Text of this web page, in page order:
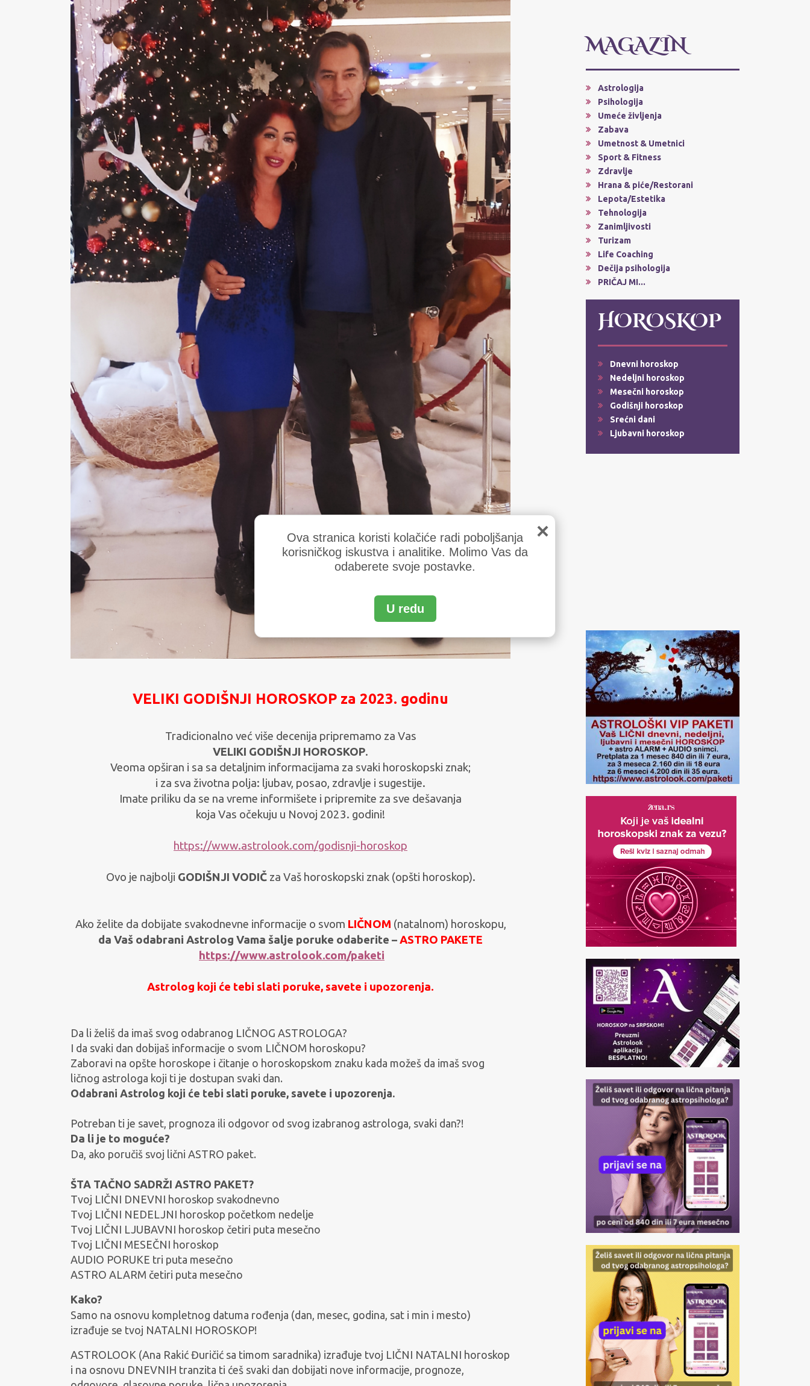
VELIKI GODIŠNJI HOROSKOP za 2023. godinu
Tradicionalno već više decenija pripremamo za Vas
VELIKI GODIŠNJI HOROSKOP.
Veoma opširan i sa sa detaljnim informacijama za svaki horoskopski znak;
i za sva životna polja: ljubav, posao, zdravlje i sugestije.
Imate priliku da se na vreme informišete i pripremite za sve dešavanja
koja Vas očekuju u Novoj 2023. godini!
https://www.astrolook.com/godisnji-horoskop
Ovo je najbolji GODIŠNJI VODIČza Vaš horoskopski znak (opšti horoskop).
Ako želite da dobijate svakodnevne informacije o svom LIČNOM (natalnom) horoskopu,
da Vaš odabrani Astrolog Vama šalje poruke odaberite –ASTRO PAKETE
https://www.astrolook.com/paketi
Astrolog koji će tebi slati poruke, savete i upozorenja.
Da li želiš da imaš svog odabranog LIČNOG ASTROLOGA?
I da svaki dan dobijaš informacije o svom LIČNOM horoskopu?
Zaboravi na opšte horoskope i čitanje o horoskopskom znaku kada možeš da imaš svog
ličnog astrologa koji ti je dostupan svaki dan.
Odabrani Astrolog koji će tebi slati poruke, savete i upozorenja.
Potreban ti je savet, prognoza ili odgovor od svog izabranog astrologa, svaki dan?!
Da li je to moguće?
Da, ako poručiš svoj lični ASTRO paket.
ŠTA TAČNO SADRŽI ASTRO PAKET?
Tvoj LIČNI DNEVNI horoskop svakodnevno
Tvoj LIČNI NEDELJNI horoskop početkom nedelje
Tvoj LIČNI LJUBAVNI horoskop četiri puta mesečno
Tvoj LIČNI MESEČNI horoskop
AUDIO PORUKE tri puta mesečno
ASTRO ALARM četiri puta mesečno
Kako?
Samo na osnovu kompletnog datuma rođenja (dan, mesec, godina, sat i min i mesto)
izrađuje se tvoj NATALNI HOROSKOP!
ASTROLOOK (Ana Rakić Đuričić sa timom saradnika) izrađuje tvoj LIČNI NATALNI horoskop
i na osnovu DNEVNIH tranzita ti ćeš svaki dan dobijati nove informacije, prognoze,
MAGAZIN
Astrologija
Psihologija
Umeće življenja
Zabava
Umetnost & Umetnici
Sport & Fitness
Zdravlje
Hrana & piće/Restorani
Lepota/Estetika
Tehnologija
Zanimljivosti
Turizam
Life Coaching
Dečija psihologija
PRIČAJ MI...
HOROSKOP
Dnevni horoskop
Nedeljni horoskop
Mesečni horoskop
Godišnji horoskop
Srećni dani
Ljubavni horoskop
×
Ova stranica koristi kolačiće radi poboljšanja
korisničkog iskustva i analitike. Molimo Vas da
odaberete svoje postavke.
U redu